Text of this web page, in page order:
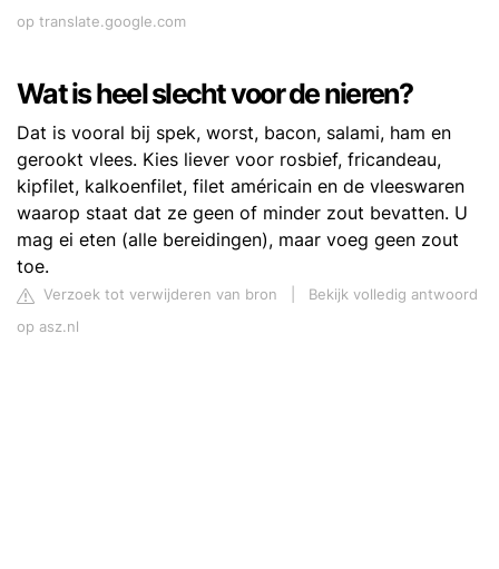
op translate.google.com
Wat is heel slecht voor de nieren?
Dat is vooral bij spek, worst, bacon, salami, ham en
gerookt vlees. Kies liever voor rosbief, fricandeau,
kipfilet, kalkoenfilet, filet américain en de vleeswaren
waarop staat dat ze geen of minder zout bevatten. U
mag ei eten (alle bereidingen), maar voeg geen zout
toe.
Verzoek tot verwijderen van bron
Bekijk volledig antwoord
op asz.nl